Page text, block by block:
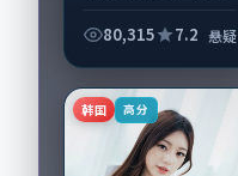
素服务于人物刻画而
景春、雷佳音的情感...
80,315 7.2 悬疑
韩国 高分